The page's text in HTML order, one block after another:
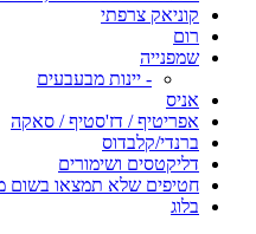
קוניאק צרפתי
רום
שמפנייה
- יינות מבעבעים
אניס
אפריטיף / דז'סטיף / סאקה
ברנדי/קלבדוס
דליקטסים ושימורים
חטיפים שלא תמצאו בשום
בלוג